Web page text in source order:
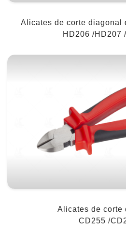
Alicates de corte diagonal
HD206 /HD207
Alicates de corte
CD255 /